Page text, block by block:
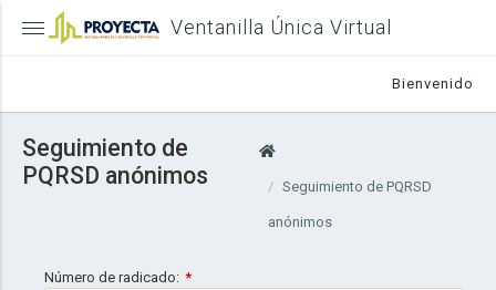
Ventanilla Única Virtual
Bienvenido
Seguimiento de
PQRSD anónimos
Seguimiento de PQRSD
anónimos
Número de radicado: